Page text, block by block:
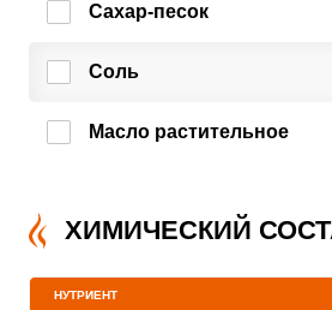
Сахар-песок
Соль
Масло растительное
ХИМИЧЕСКИЙ
НУТРИЕНТ